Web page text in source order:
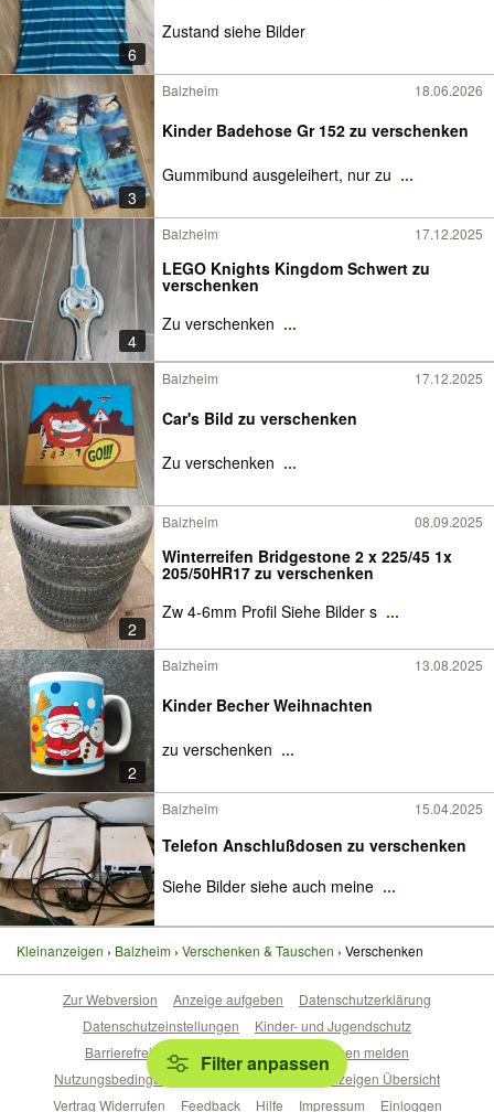
6
Zustand siehe Bilder
3
Balzheim 18.06.2026
Kinder Badehose Gr 152 zu verschenken
Gummibund ausgeleihert, nur zu ...
4
Balzheim 17.12.2025
LEGO Knights Kingdom Schwert zu
verschenken
Zu verschenken ...
Balzheim 17.12.2025
Car's Bild zu verschenken
Zu verschenken ...
2
Balzheim 08.09.2025
Winterreifen Bridgestone 2 x 225/45 1x
205/50HR17 zu verschenken
Zw 4-6mm Profil Siehe Bilder s ...
2
Balzheim 13.08.2025
Kinder Becher Weihnachten
zu verschenken ...
Balzheim 15.04.2025
Telefon Anschlußdosen zu verschenken
Siehe Bilder siehe auch meine ...
Kleinanzeigen Balzheim Verschenken & Tauschen Verschenken
Filter anpassen
Zur Webversion Anzeige aufgeben
Datenschutzerklärung
Datenschutzeinstellungen
Kinder- und Jugendschutz
Barrierefreiheitserklärung
Sicherheitslücken melden
Nutzungsbedingungen
Beliebte Suchen
Anzeigen Übersicht
Vertrag Widerrufen
Feedback Hilfe Impressum Einloggen